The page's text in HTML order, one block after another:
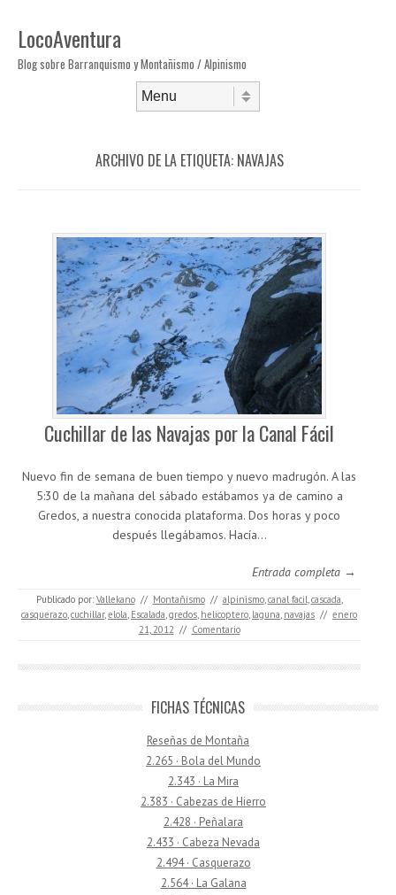
LocoAventura
Blog sobre Barranquismo y Montañismo / Alpinismo
ARCHIVO DE LA ETIQUETA: NAVAJAS
Cuchillar de las Navajas por la Canal Fácil
Nuevo fin de semana de buen tiempo y nuevo madrugón. A las
5:30 de la mañana del sábado estábamos ya de camino a
Gredos, a nuestra conocida plataforma. Dos horas y poco
después llegábamos. Hacía…
Entrada completa →
Publicado por: Vallekano // Montañismo // alpinismo,canal facil,cascada,
casquerazo,cuchillar,elola, Escalada,gredos, helicoptero, laguna, navajas // enero
21, 2012 // Comentario
FICHAS TÉCNICAS
Reseñas de Montaña
2.265 · Bola del Mundo
2.343 · La Mira
2.383 · Cabezas de Hierro
2.428 · Peñalara
2.433 · Cabeza Nevada
2.494 · Casquerazo
2.564 · La Galana